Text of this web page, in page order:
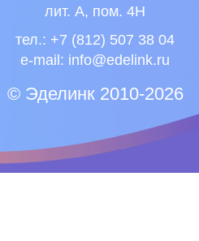
лит. А, пом. 4Н
тел.: +7 (812) 507 38 04
e-mail: info@edelink.ru
© Эделинк 2010-2026